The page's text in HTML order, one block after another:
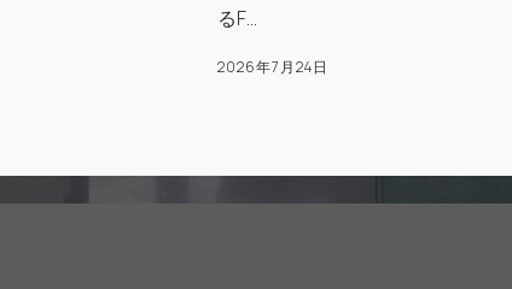
るF…
2026年7月24日